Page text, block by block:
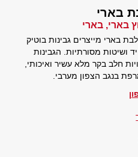
בארי
בארי, בארי
בארי מייצרים גבינות בוטיק
ושיטות מסורתיות. הגבינות
חלב בקר מלא עשיר ואיכותי,
בנגב הצפון מערבי.